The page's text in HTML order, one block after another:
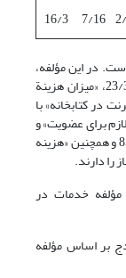
7/16
16/3
است. در این مؤلفه،
«میزان جریمه دیرکرد کتاب‏های امانتی» با میانگین 23/3، «میزان هزینة
19/3 و «هزینه اینترنت در کتابخانه» با
لازم برای عضویت» و
«هزینه دریافت مقاله از پایگاه نمایه» با میانگین 85/2 و همچنین «هزینه
38 برای ارزیابی مؤلفه خدمات در
بر اساس مؤلفه